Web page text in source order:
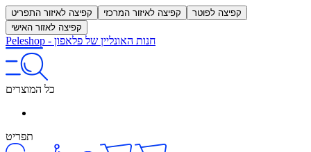
קפיצה לאיזור התפריט קפיצה לאיזור המרכזי
קפיצה לפוטר
קפיצה לאזור האישי
Peleshop - חנות האונליין של פלאפון
כל המוצרים
תפריט